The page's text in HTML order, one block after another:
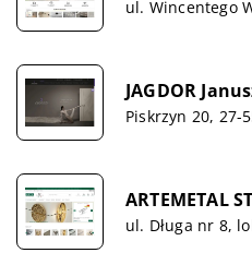
ul. Wincentego
JAGDOR
Piskrzyn 20, 27-
ARTE­METAL
ul. Długa nr 8,